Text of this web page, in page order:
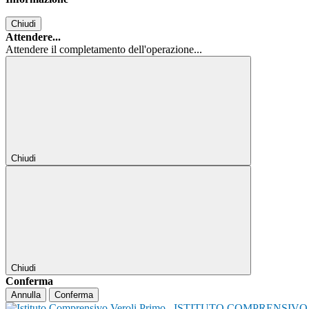
Chiudi
Attendere...
Attendere il completamento dell'operazione...
Chiudi
Chiudi
Conferma
Annulla Conferma